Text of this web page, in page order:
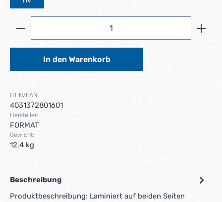
Produkt Anzahl: Gib den gewünschten Wert ein
In den Warenkorb
GTIN/EAN:
4031372801601
Hersteller:
FORMAT
Gewicht:
12.4 kg
Beschreibung
Produktbeschreibung: Laminiert auf beiden Seiten